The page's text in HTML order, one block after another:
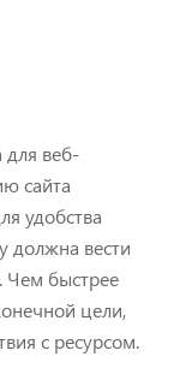
для веб-
сайта
удобства
должна вести
Чем быстрее
цели,
с ресурсом.